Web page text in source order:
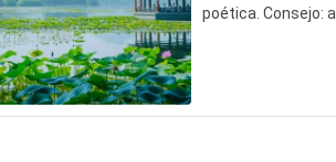
poética. Consejo: